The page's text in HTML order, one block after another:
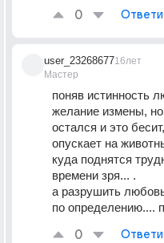
0
user_23268677
Мастер
16лет
поняв истинность
желание измены,
остался и это
опускает на
куда поднятся
времени зря... .
а разрушить
по определению....
0